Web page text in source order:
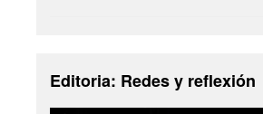
Editoria: Redes y reflexión